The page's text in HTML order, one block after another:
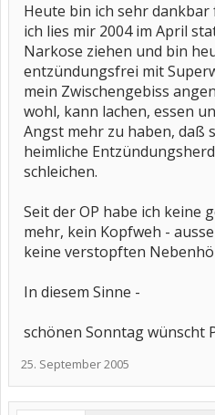
Heute bin ich sehr
ich lies mir 2004 im April
Narkose ziehen und bin
entzündungsfrei mit
mein Zwischengebiss
wohl, kann lachen, essen
Angst mehr zu haben, daß
heimliche
schleichen.
Seit der OP habe ich keine
mehr, kein Kopfweh -
keine verstopften
In diesem Sinne -
schönen Sonntag wünscht
25. September 2005